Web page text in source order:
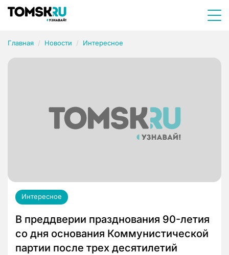
Главная Новости Интересное
Интересное
В преддверии празднования 90-летия
со дня основания Коммунистической
партии после трех десятилетий